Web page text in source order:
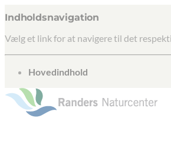
Indholdsnavigation
Vælg et link for at navigere til det
gå til
Hovedindhold